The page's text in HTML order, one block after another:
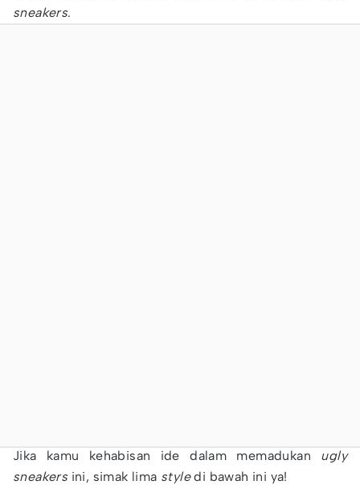
sneakers.
Jika kamu kehabisan ide dalam memadukan ugly
sneakersini, simak lima styledi bawah ini ya!